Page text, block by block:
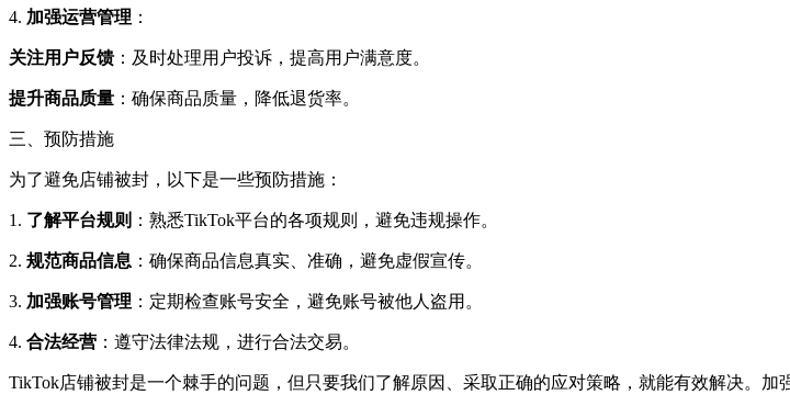
4. 加强运营管理 ：
关注用户反馈 ：及时处理用户投诉，提高用户满意度。
提升商品质量 ：确保商品质量，降低退货率。
三、预防措施
为了避免店铺被封，以下是一些预防措施：
1. 了解平台规则 ：熟悉TikTok平台的各项规则，避免违规操作。
2. 规范商品信息 ：确保商品信息真实、准确，避免虚假宣传。
3. 加强账号管理 ：定期检查账号安全，避免账号被他人盗用。
4. 合法经营 ：遵守法律法规，进行合法交易。
TikTok店铺被封是一个棘手的问题，但只要我们了解原因、采取正确的应对策略，就能有效解决。加